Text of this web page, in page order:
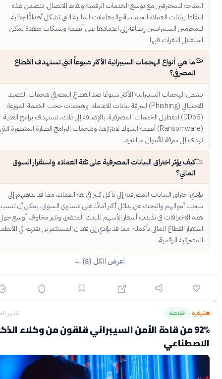
المتاحة للمخترقين مع توسع الخدمات الرقمية ونقاط الاتصال. تتضمن هذه
النقاط بيانات العملاء الحساسة والمعاملات المالية التي تشكل أهدافًا جذابة
للمجرمين السيبرانيين، إضافة إلى اعتمادها على أنظمة وشبكات معقدة يمكن
استغلال الثغرات فيها.
ما هي أنواع الهجمات السيبرانية الأكثر شيوعاً التي تستهدف القطاع
المصرفي؟
تشمل الهجمات السيبرانية الأكثر شيوعًا ضد القطاع المصرفي هجمات التصيد
الاحتيالي (Phishing) لسرقة بيانات الاعتماد، وهجمات حجب الخدمة الموزعة
(DDoS) لتعطيل الخدمات المصرفية. بالإضافة إلى ذلك، تستهدف برامج الفدية
(Ransomware) أنظمة البنوك لابتزازها، وهجمات البرامج الضارة المتطورة التي
تهدف إلى سرقة الأموال مباشرة.
كيف يؤثر اختراق البيانات المصرفية على ثقة العملاء واستقرار السوق
المالي؟
يؤدي اختراق البيانات المصرفية إلى تآكل كبير في ثقة العملاء، مما قد يدفعهم إلى
سحب أموالهم والبحث عن بدائل أكثر أمانًا. على مستوى السوق، يمكن أن تتسبب
هذه الاختراقات في تذبذب أسعار الأسهم للبنك المتضرر، وتثير مخاوف أوسع حول
استقرار القطاع المالي بأكمله، مما قد يؤدي إلى فقدان المستثمرين ثقتهم في الأنظمة
المصرفية الرقمية.
اعرض الكل (8) ←
› خلاصة الشهر الماضي
92% من قادة الأمن السيبراني قلقون من وكلاء الذكاء